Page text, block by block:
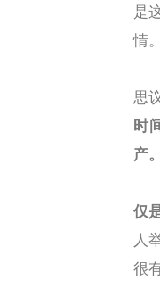
是
情。
思
时
产。
仅
人
很